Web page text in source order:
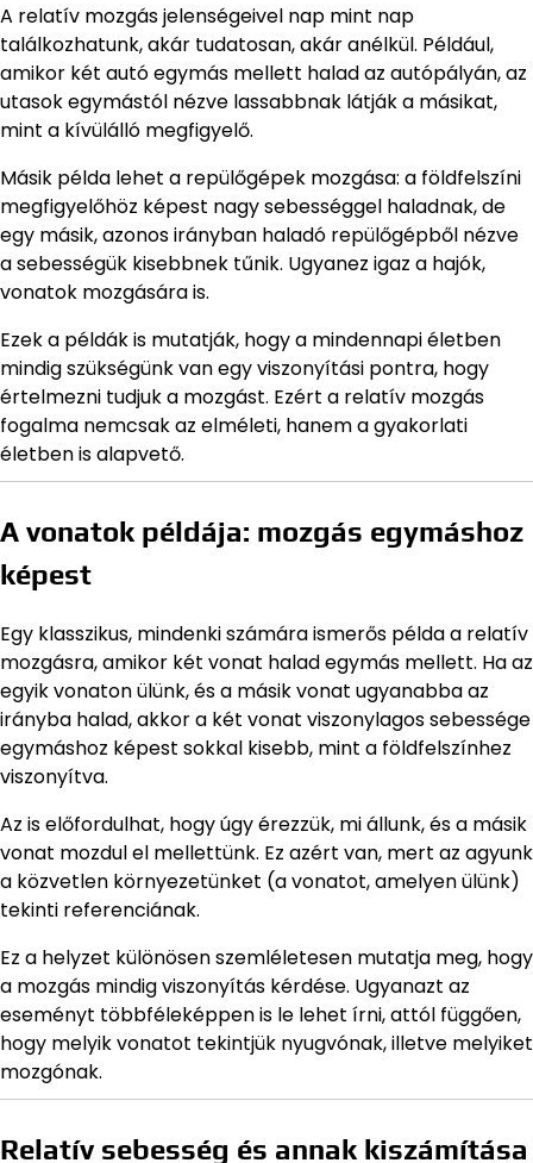
A relatív mozgás jelenségeivel nap mint nap
találkozhatunk, akár tudatosan, akár anélkül. Például,
amikor két autó egymás mellett halad az autópályán, az
utasok egymástól nézve lassabbnak látják a másikat,
mint a kívülálló megfigyelő.
Másik példa lehet a repülőgépek mozgása: a földfelszíni
megfigyelőhöz képest nagy sebességgel haladnak, de
egy másik, azonos irányban haladó repülőgépből nézve
a sebességük kisebbnek tűnik. Ugyanez igaz a hajók,
vonatok mozgására is.
Ezek a példák is mutatják, hogy a mindennapi életben
mindig szükségünk van egy viszonyítási pontra, hogy
értelmezni tudjuk a mozgást. Ezért a relatív mozgás
fogalma nemcsak az elméleti, hanem a gyakorlati
életben is alapvető.
A vonatok példája: mozgás egymáshoz
képest
Egy klasszikus, mindenki számára ismerős példa a relatív
mozgásra, amikor két vonat halad egymás mellett. Ha az
egyik vonaton ülünk, és a másik vonat ugyanabba az
irányba halad, akkor a két vonat viszonylagos sebessége
egymáshoz képest sokkal kisebb, mint a földfelszínhez
viszonyítva.
Az is előfordulhat, hogy úgy érezzük, mi állunk, és a másik
vonat mozdul el mellettünk. Ez azért van, mert az agyunk
a közvetlen környezetünket (a vonatot, amelyen ülünk)
tekinti referenciának.
Ez a helyzet különösen szemléletesen mutatja meg, hogy
a mozgás mindig viszonyítás kérdése. Ugyanazt az
eseményt többféleképpen is le lehet írni, attól függően,
hogy melyik vonatot tekintjük nyugvónak, illetve melyiket
mozgónak.
Relatív sebesség és annak kiszámítása